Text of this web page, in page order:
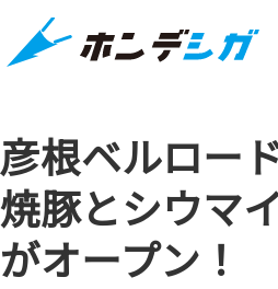
彦根ベルロー
焼豚とシウマ
がオープン！